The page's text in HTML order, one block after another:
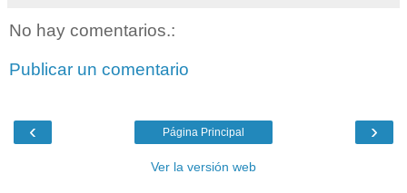
No hay comentarios.:
Publicar un comentario
‹ ›
Página Principal
Ver la versión web